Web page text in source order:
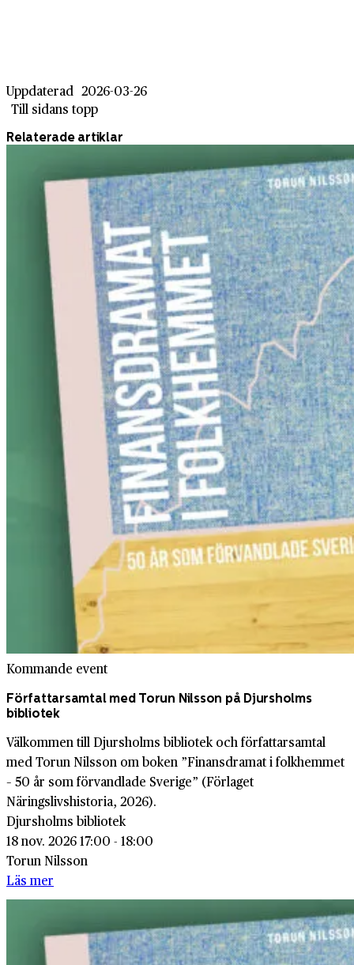
Uppdaterad 2026-03-26
Till sidans topp
Relaterade artiklar
Kommande event
Författarsamtal med Torun Nilsson på Djursholms
bibliotek
Välkommen till Djursholms bibliotek och författarsamtal
med Torun Nilsson om boken ”Finansdramat i folkhemmet
– 50 år som förvandlade Sverige” (Förlaget
Näringslivshistoria, 2026).
Djursholms bibliotek
18 nov. 2026 17:00 - 18:00
Torun Nilsson
Läs mer